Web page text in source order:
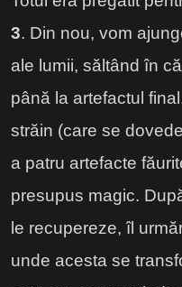
3. Din nou, vom
ale lumii, săltând în
până la artefactul
străin (care se
a patru artefacte
presupus magic.
le recupereze, îl
unde acesta se